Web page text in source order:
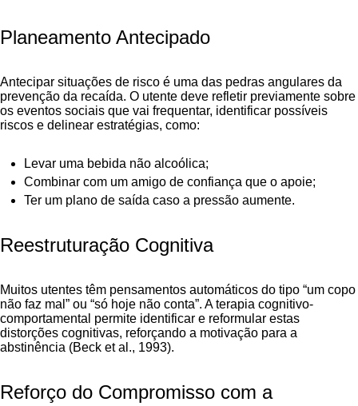
Planeamento Antecipado
Antecipar situações de risco é uma das pedras angulares da
prevenção da recaída. O utente deve refletir previamente sobre
os eventos sociais que vai frequentar, identificar possíveis
riscos e delinear estratégias, como:
Levar uma bebida não alcoólica;
Combinar com um amigo de confiança que o apoie;
Ter um plano de saída caso a pressão aumente.
Reestruturação Cognitiva
Muitos utentes têm pensamentos automáticos do tipo “um copo
não faz mal” ou “só hoje não conta”. A terapia cognitivo-
comportamental permite identificar e reformular estas
distorções cognitivas, reforçando a motivação para a
abstinência (Beck et al., 1993).
Reforço do Compromisso com a